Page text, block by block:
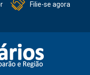
Filie-se agora